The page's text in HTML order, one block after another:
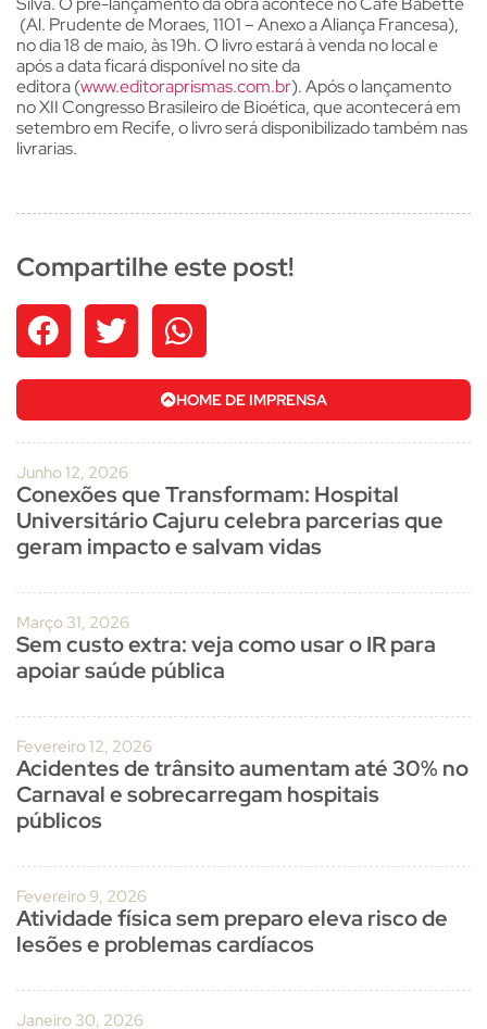
(Al. Prudente de Moraes, 1101 – Anexo a Aliança Francesa),
no dia 18 de maio, às 19h. O livro estará à venda no local e
após a data ficará disponível no site da
editora (www.editoraprismas.com.br). Após o lançamento
no XII Congresso Brasileiro de Bioética, que acontecerá em
setembro em Recife, o livro será disponibilizado também nas
livrarias.
Compartilhe este post!
HOME DE IMPRENSA
Junho 12, 2026
Conexões que Transformam: Hospital
Universitário Cajuru celebra parcerias que
geram impacto e salvam vidas
Março 31, 2026
Sem custo extra: veja como usar o IR para
apoiar saúde pública
Fevereiro 12, 2026
Acidentes de trânsito aumentam até 30% no
Carnaval e sobrecarregam hospitais
públicos
Fevereiro 9, 2026
Atividade física sem preparo eleva risco de
lesões e problemas cardíacos
Janeiro 30, 2026